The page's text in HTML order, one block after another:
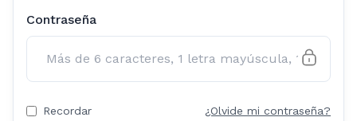
Contraseña
Recordar ¿Olvide mi contraseña?